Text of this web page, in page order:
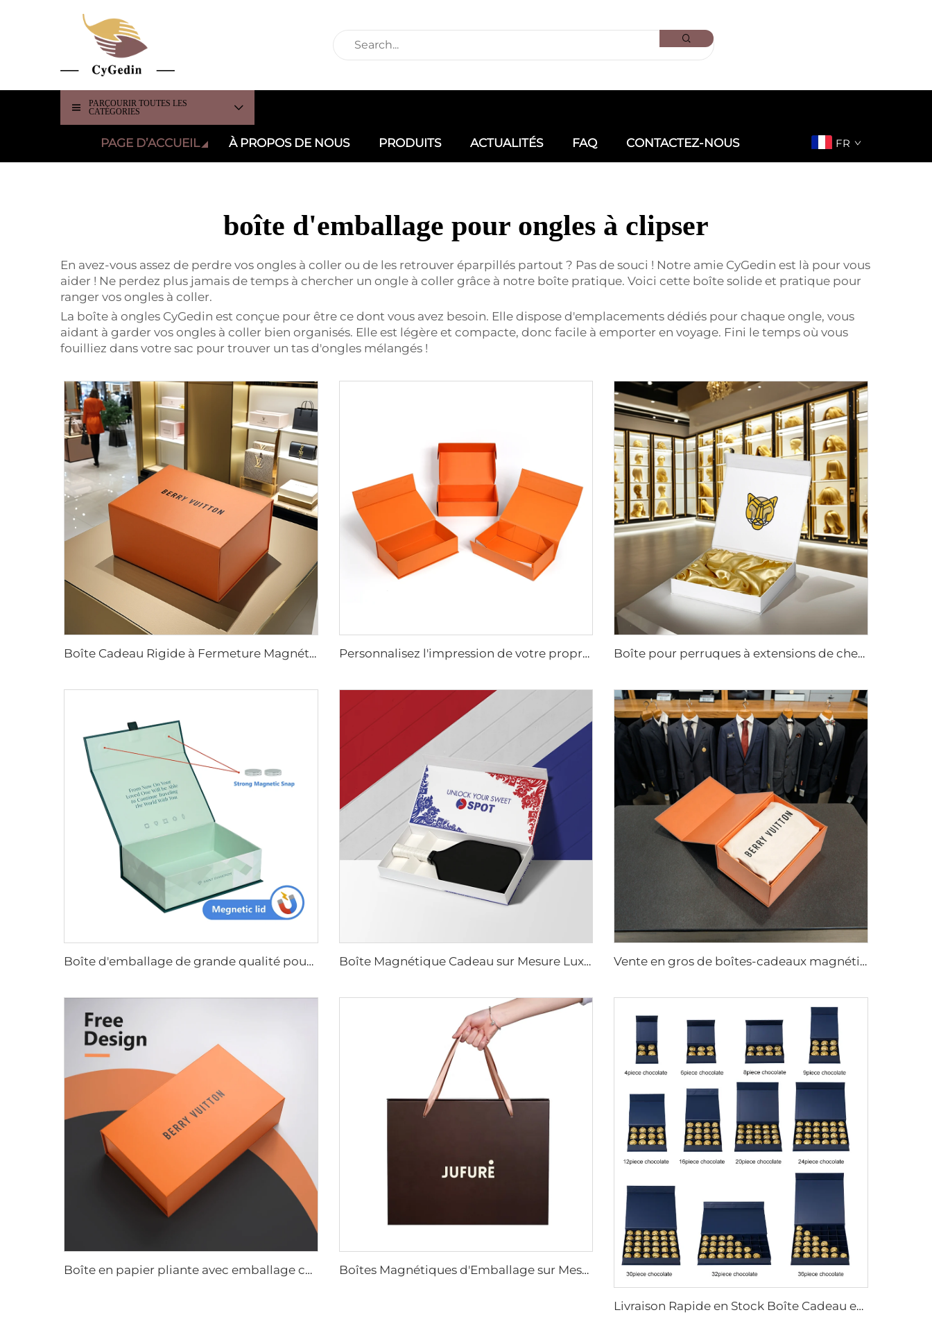
PARCOURIR TOUTES LES
CATÉGORIES
PAGE D’ACCUEIL À PROPOS DE NOUS PRODUITS ACTUALITÉS FAQ CONTACTEZ-NOUS FR
boîte d'emballage pour ongles à clipser
En avez-vous assez de perdre vos ongles à coller ou de les retrouver éparpillés partout ? Pas de souci ! Notre amie CyGedin est là pour vous
aider ! Ne perdez plus jamais de temps à chercher un ongle à coller grâce à notre boîte pratique. Voici cette boîte solide et pratique pour
ranger vos ongles à coller.
La boîte à ongles CyGedin est conçue pour être ce dont vous avez besoin. Elle dispose d'emplacements dédiés pour chaque ongle, vous
aidant à garder vos ongles à coller bien organisés. Elle est légère et compacte, donc facile à emporter en voyage. Fini le temps où vous
fouilliez dans votre sac pour trouver un tas d'ongles mélangés !
Boîte Cadeau Rigide à Fermeture Magnétique Personnalisable Personnalisez l'impression de votre propre emballage de marque avec logo Boîte pour perruques à extensions de cheveux de luxe avec logo personnalisé, taille ajustable, fermeture magnétique, emballage en carton pour cadeaux avec satin soyeux
Boîte d'emballage de grande qualité pour perruques, boîte à cheveux magnétique avec couvercle, boîte de transport cadeau Boîte Magnétique Cadeau sur Mesure Luxe pour Ensemble de Raquettes de Pickleball Carton Rigidifié Plage Tennis Padel Papier Cadeau Vente en gros de boîtes-cadeaux magnétiques rigides en carton de luxe sur mesure avec design pliant plat effondrable pour emballage de chaussettes, veste ou robe
Boîte en papier pliante avec emballage cadeau magnétique, boîte en papier personnalisée en gros avec logo et ruban imprimés Boîtes Magnétiques d'Emballage sur Mesure avec Logo, Grande Boîte-Cadeau Luxe en Carton Brun Pliable avec Poignée et Couvercle Magnétique
Livraison Rapide en Stock Boîte Cadeau en Papier Bleue pour Chocolat avec Séparateurs et Coussin pour Différents Types d'Emballage de Chocolat